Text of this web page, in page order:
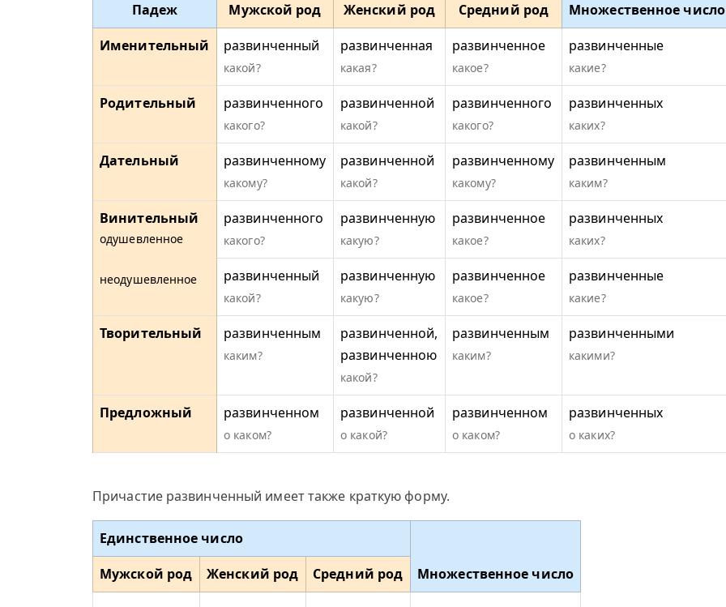
Падеж
Множественное число
Мужской род Женский род
Средний род
Именительный
развинченный
какой?
развинченная
какая?
развинченное
какое?
развинченные
какие?
Родительный развинченного
какого?
развинченной
какой?
развинченного
какого?
развинченных
каких?
Дательный развинченному
какому?
развинченной
какой?
развинченному
какому?
развинченным
каким?
Винительный
одушевленное
неодушевленное
развинченного
какого?
развинченную
какую?
развинченное
какое?
развинченных
каких?
развинченный
какой?
развинченную
какую?
развинченное
какое?
развинченные
какие?
Творительный развинченным
каким?
развинченной,
развинченною
какой?
развинченным
каким?
развинченными
какими?
Предложный развинченном
о каком?
развинченной
о какой?
развинченном
о каком?
развинченных
о каких?
Причастие развинченный имеет также краткую форму.
Единственное число
Множественное число
Мужской род Женский род
Средний род